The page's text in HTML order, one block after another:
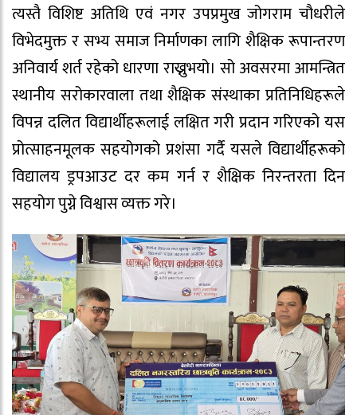
त्यस्तै विशिष्ट अतिथि एवं नगर उपप्रमुख जोगराम चौधरीले
विभेदमुक्त र सभ्य समाज निर्माणका लागि शैक्षिक रूपान्तरण
अनिवार्य शर्त रहेको धारणा राख्नुभयो। सो अवसरमा आमन्त्रित
स्थानीय सरोकारवाला तथा शैक्षिक संस्थाका प्रतिनिधिहरूले
विपन्न दलित विद्यार्थीहरूलाई लक्षित गरी प्रदान गरिएको यस
प्रोत्साहनमूलक सहयोगको प्रशंसा गर्दै यसले विद्यार्थीहरूको
विद्यालय ड्रपआउट दर कम गर्न र शैक्षिक निरन्तरता दिन
सहयोग पुग्ने विश्वास व्यक्त गरे।